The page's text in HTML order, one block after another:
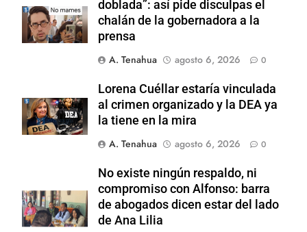
doblada”: así pide disculpas el
chalán de la gobernadora a la
prensa
A. Tenahua
agosto 6, 2026 0
Lorena Cuéllar estaría vinculada
al crimen organizado y la DEA ya
la tiene en la mira
A. Tenahua
agosto 6, 2026 0
No existe ningún respaldo, ni
compromiso con Alfonso: barra
de abogados dicen estar del lado
de Ana Lilia